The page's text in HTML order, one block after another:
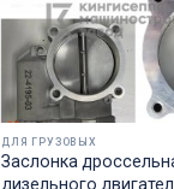
ДЛЯ ГРУЗОВЫХ
Заслонка
дизельного